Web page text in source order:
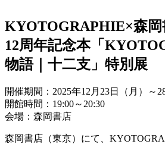
KYOTOGRAPHIE×森岡
12周年記念本「
物語｜十二支」特別展
開催期間：2025年12月23日（月）～
開館時間：19:00～20:30
会場：森岡書店
森岡書店（東京）にて、